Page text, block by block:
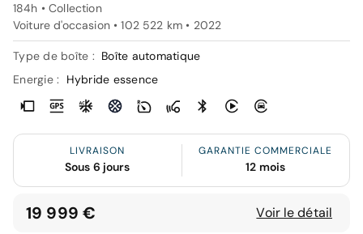
184h • Collection
Voiture d'occasion • 102 522 km • 2022
Type de boîte : Boîte automatique
Energie :
Hybride essence
LIVRAISON
Sous 6 jours
GARANTIE COMMERCIALE
12 mois
19 999 € Voir le détail